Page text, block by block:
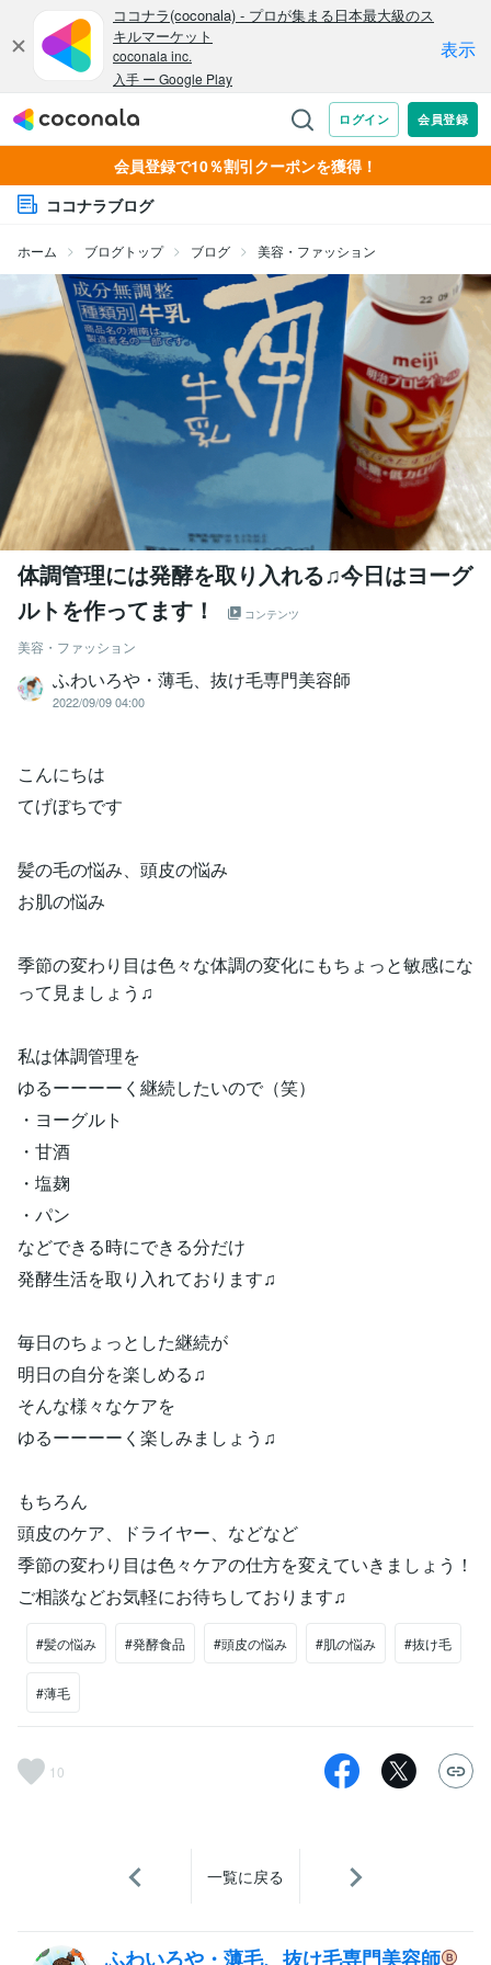
会員登録で10％割引クーポンを獲得！
ココナラブログ
ホーム ブログトップ ブログ 美容・ファッション
体調管理には発酵を取り入れる♫今日はヨーグ
ルトを作ってます！
コンテンツ
美容・ファッション
ふわいろや・薄毛、抜け毛専門美容師
2022/09/09 04:00
こんにちは
てげぼちです
髪の毛の悩み、頭皮の悩み
お肌の悩み
季節の変わり目は色々な体調の変化にもちょっと敏感にな
って見ましょう♫
私は体調管理を
ゆるーーーーく継続したいので（笑）
・ヨーグルト
・甘酒
・塩麹
・パン
などできる時にできる分だけ
発酵生活を取り入れております♫
毎日のちょっとした継続が
明日の自分を楽しめる♫
そんな様々なケアを
ゆるーーーーく楽しみましょう♫
もちろん
頭皮のケア、ドライヤー、などなど
季節の変わり目は色々ケアの仕方を変えていきましょう！
ご相談などお気軽にお待ちしております♫
#髪の悩み #発酵食品 #頭皮の悩み #肌の悩み #抜け毛
#薄毛
10
一覧に戻る
ふわいろや・薄毛、抜け毛専門美容師